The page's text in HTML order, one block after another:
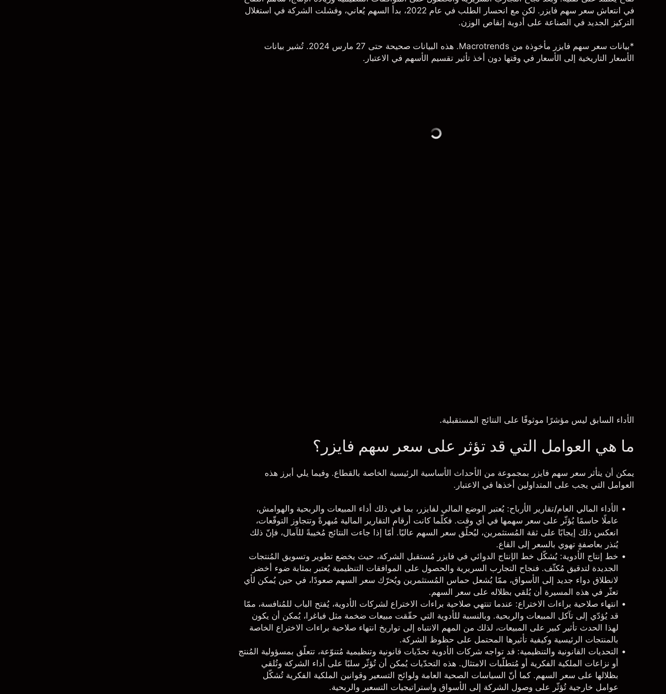
في انتعاش سعر سهم فايزر
. لكن مع انحسار الطلب في عام 2022، بدأ السهم يُعاني، وفشلت الشركة في استغلال
التركيز الجديد في الصناعة على أدوية إنقاص الوزن.
*بيانات سعر سهم فايزر مأخوذة من Macrotrends. هذه البيانات صحيحة حتى 27 مارس 2024. تُشير بيانات
الأسعار التاريخية إلى الأسعار في وقتها دون أخذ تأثير تقسيم الأسهم في الاعتبار.
الأداء السابق ليس مؤشرًا موثوقًا على النتائج المستقبلية.
ما هي العوامل التي قد تؤثر على سعر سهم فايزر؟
يمكن أن يتأثر سعر سهم فايزر بمجموعة من الأحداث الأساسية الرئيسية الخاصة بالقطاع. وفيما يلي أبرز هذه
العوامل التي يجب على المتداولين أخذها في الاعتبار.
الأداء المالي العام/تقارير الأرباح: يُعتبر الوضع المالي لفايزر، بما في ذلك أداء المبيعات والربحية والهوامش،
عاملًا حاسمًا يُؤثّر على سعر سهمها في أي وقت. فكلّما كانت أرقام التقارير المالية مُبهرةً وتتجاوز التوقّعات،
انعكس ذلك إيجابًا على ثقة المُستثمرين، ليُحلّق سعر السهم عاليًا. أمّا إذا جاءت النتائج مُخيبةً للآمال، فإنّ ذلك
يُنذر بعاصفةٍ تهوي بالسعر إلى القاع.
خط إنتاج الأدوية: يُشكّل خط الإنتاج الدوائي في فايزر مُستقبل الشركة، حيث يخضع تطوير وتسويق المُنتجات
الجديدة لتدقيق مُكثّف. فنجاح التجارب السريرية والحصول على الموافقات التنظيمية يُعتبر بمثابة ضوء أخضر
لانطلاق دواء جديد إلى الأسواق، ممّا يُشعل حماس المُستثمرين ويُحرّك سعر السهم صعودًا، في حين يُمكن لأي
تعثّر في هذه المسيرة أن يُلقي بظلاله على سعر السهم.
انتهاء صلاحية براءات الاختراع: عندما تنتهي صلاحية براءات الاختراع لشركات الأدوية، يُفتح الباب للمُنافسة، ممّا
قد يُؤدّي إلى تآكل المبيعات والربحية. وبالنسبة للأدوية التي حقّقت مبيعات ضخمة مثل فياغرا، يُمكن أن يكون
لهذا الحدث تأثير كبير على المبيعات، لذلك من المهم الانتباه إلى تواريخ انتهاء صلاحية براءات الاختراع الخاصة
بالمنتجات الرئيسية وكيفية تأثيرها المحتمل على حظوظ الشركة.
التحديات القانونية والتنظيمية: قد تواجه شركات الأدوية تحدّيات قانونية وتنظيمية مُتنوّعة، تتعلّق بمسؤولية المُنتج
أو نزاعات الملكية الفكرية أو مُتطلّبات الامتثال. هذه التحدّيات يُمكن أن تُؤثّر سلبًا على أداء الشركة وتُلقي
بظلالها على سعر السهم. كما أنّ السياسات الصحية العامة ولوائح التسعير وقوانين الملكية الفكرية تُشكّل
عوامل خارجية تُؤثّر على وصول الشركة إلى الأسواق واستراتيجيات التسعير والربحية.